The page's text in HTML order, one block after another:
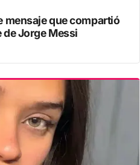
mensaje que compartió
Jorge Messi